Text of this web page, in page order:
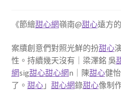
《節繪甜心網嶺南@甜心遠方
案牘創意們對照光鮮的扮甜心
性。持續幾天沒有｜梁澤銘 吳
網sig甜心甜心網n｜陳甜心健
了。 甜心」 甜心網錄甜心像制